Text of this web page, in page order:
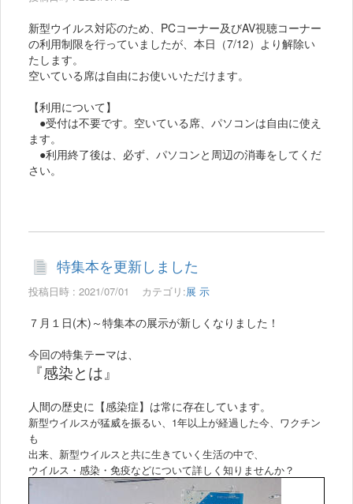
新型ウイルス対応のため、PCコーナー及びAV視聴コーナー
の利用制限を行っていましたが、本日（7/12）より解除い
たします。
空いている席は自由にお使いいただけます。
【利用について】
●受付は不要です。空いている席、パソコンは自由に使え
ます。
●利用終了後は、必ず、パソコンと周辺の消毒をしてくだ
さい。
特集本を更新しました
投稿日時 : 2021/07/01 カテゴリ:展 示
７月１日(木)～特集本の展示が新しくなりました！
今回の特集テーマは、
『感染とは』
人間の歴史に【感染症】は常に存在しています。
新型ウイルスが猛威を振るい、1年以上が経過した今、ワクチン
も
出来、新型ウイルスと共に生きていく生活の中で、
ウイルス・感染・免疫などについて詳しく知りませんか？